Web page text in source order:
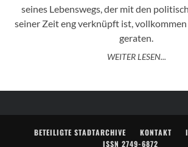
seines Lebenswegs, der mit den
seiner Zeit eng verknüpft ist,
geraten.
WEITER LESEN...
BETEILIGTE STADTARCHIVE KONTAKT
ISSN 2749-6872